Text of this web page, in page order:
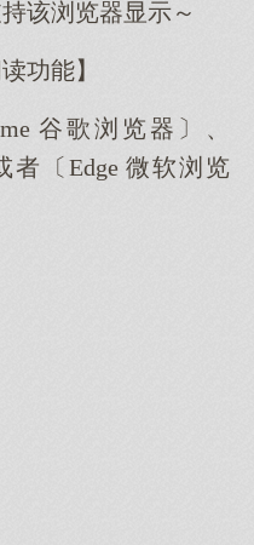
该浏览器显示～
功能】
谷歌浏览器〕、
者〔Edge 微软浏览